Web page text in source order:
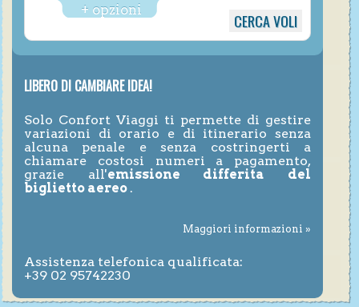
+ opzioni
LIBERO DI CAMBIARE IDEA!
Solo Confort Viaggi ti permette di gestire
variazioni di orario e di itinerario senza
alcuna penale e senza costringerti a
chiamare costosi numeri a pagamento,
grazie all'emissione differita del
biglietto aereo .
Maggiori informazioni »
Assistenza telefonica qualificata:
+39 02 95742230